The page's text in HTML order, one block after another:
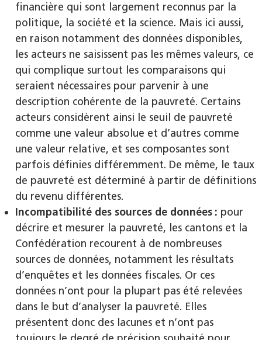
financière qui sont largement reconnus par la
politique, la société et la science. Mais ici aussi,
en raison notamment des données disponibles,
les acteurs ne saisissent pas les mêmes valeurs, ce
qui complique surtout les comparaisons qui
seraient nécessaires pour parvenir à une
description cohérente de la pauvreté. Certains
acteurs considèrent ainsi le seuil de pauvreté
comme une valeur absolue et d’autres comme
une valeur relative, et ses composantes sont
parfois définies différemment. De même, le taux
de pauvreté est déterminé à partir de définitions
du revenu différentes.
Incompatibilité des sources de données : pour
décrire et mesurer la pauvreté, les cantons et la
Confédération recourent à de nombreuses
sources de données, notamment les résultats
d’enquêtes et les données fiscales. Or ces
données n’ont pour la plupart pas été relevées
dans le but d’analyser la pauvreté. Elles
présentent donc des lacunes et n’ont pas